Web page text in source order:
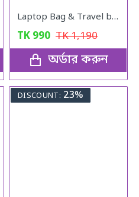
Laptop Bag & Travel bag
TK 990 TK1,190
অর্ডার করুন
DISCOUNT: 23%